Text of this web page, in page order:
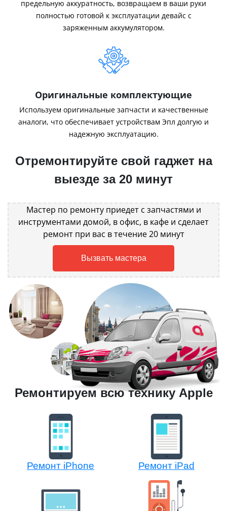
предельную аккуратность, возвращаем в ваши руки
полностью готовой к эксплуатации девайс с
заряженным аккумулятором.
Оригинальные комплектующие
Используем оригинальные запчасти и качественные
аналоги, что обеспечивает устройствам Эпл долгую и
надежную эксплуатацию.
Отремонтируйте свой гаджет на
выезде за 20 минут
Мастер по ремонту приедет с запчастями и
инструментами домой, в офис, в кафе и сделает
ремонт при вас в течение 20 минут
Вызвать мастера
Ремонтируем всю технику Apple
Ремонт iPhone Ремонт iPad